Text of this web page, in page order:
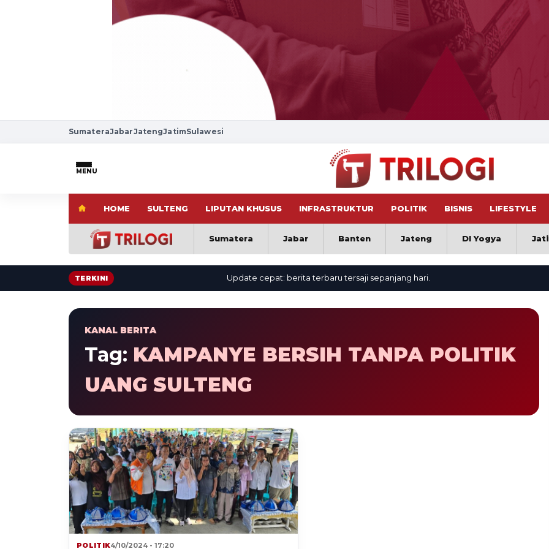
SumateraJabarJatengJatimSulawesi
MENU
HOME SULTENG LIPUTAN KHUSUS INFRASTRUKTUR POLITIK BISNIS LIFESTYLE
Sumatera Jabar Banten Jateng DI Yogya
TERKINI Update cepat: berita terbaru tersaji sepanjang hari.
KANAL BERITA
Tag: KAMPANYE BERSIH TANPA POLITIK
UANG SULTENG
POLITIK4/10/2024 - 17:20